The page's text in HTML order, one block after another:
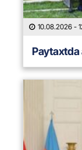
10.08.2026 -